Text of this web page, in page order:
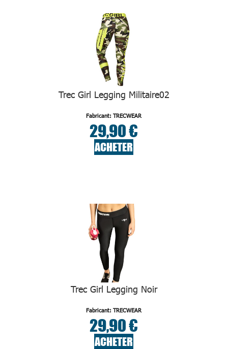
Trec Girl Legging Militaire02
Fabricant: TRECWEAR
29,90 €
ACHETER
Trec Girl Legging Noir
Fabricant: TRECWEAR
29,90 €
ACHETER